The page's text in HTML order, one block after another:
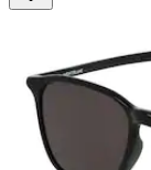
Sternen.